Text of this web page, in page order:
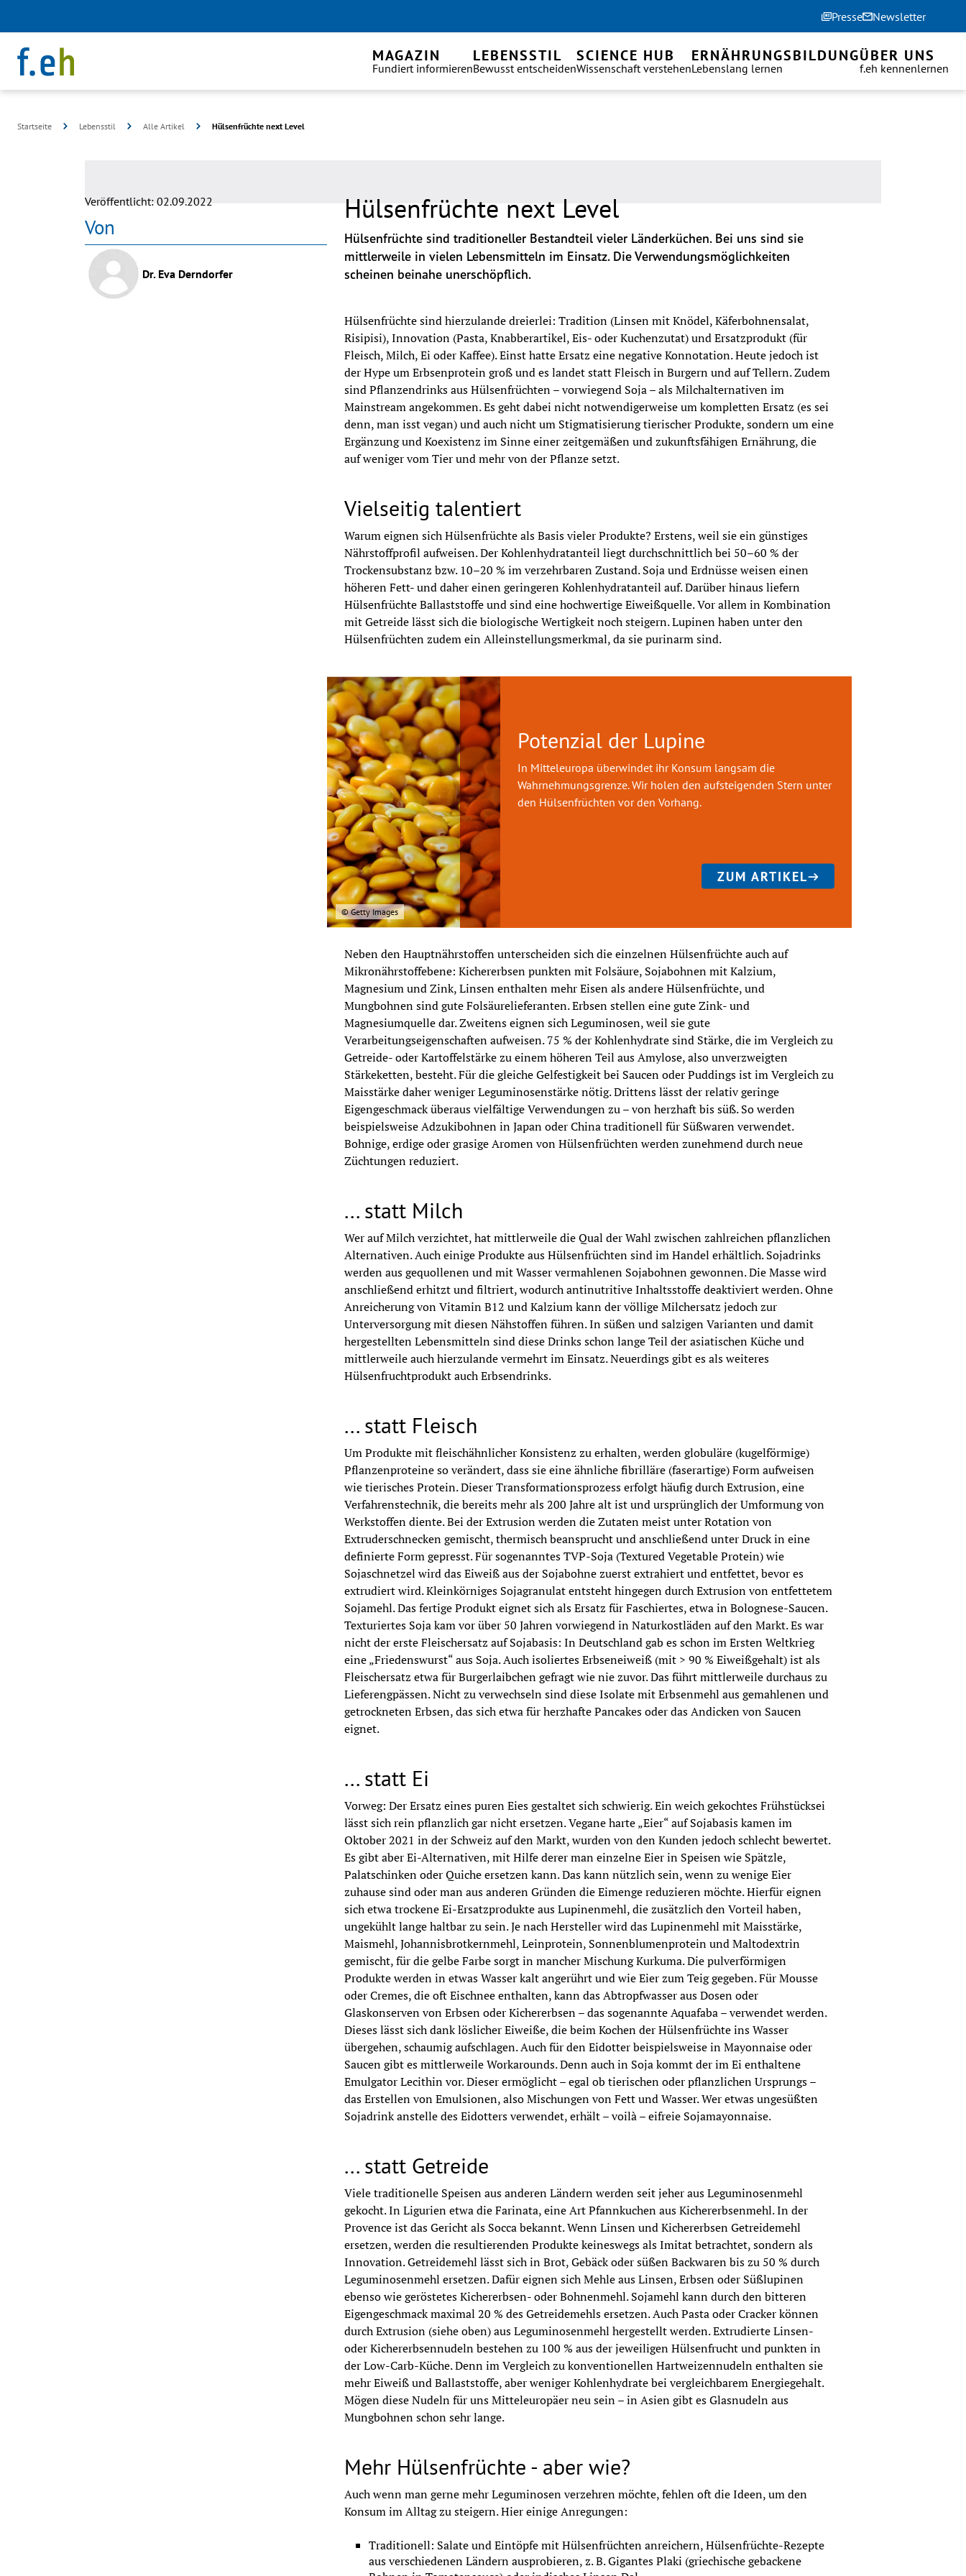
Presse Newsletter
MAGAZIN
Fundiert informieren
LEBENSSTIL
Bewusst entscheiden
SCIENCE HUB
Wissenschaft verstehen
ERNÄHRUNGSBILDUNG
Lebenslang lernen
ÜBER UNS
f.eh kennenlernen
Startseite Lebensstil Alle Artikel Hülsenfrüchte next Level
©
Veröffentlicht: 02.09.2022
Von
Dr. Eva Derndorfer
Hülsenfrüchte next Level
Hülsenfrüchte sind traditioneller Bestandteil vieler Länderküchen. Bei uns sind sie
mittlerweile in vielen Lebensmitteln im Einsatz. Die Verwendungsmöglichkeiten
scheinen beinahe unerschöpflich.
Hülsenfrüchte sind hierzulande dreierlei: Tradition (Linsen mit Knödel, Käferbohnensalat,
Risipisi), Innovation (Pasta, Knabberartikel, Eis- oder Kuchenzutat) und Ersatzprodukt (für
Fleisch, Milch, Ei oder Kaffee). Einst hatte Ersatz eine negative Konnotation. Heute jedoch ist
der Hype um Erbsenprotein groß und es landet statt Fleisch in Burgern und auf Tellern. Zudem
sind Pflanzendrinks aus Hülsenfrüchten – vorwiegend Soja – als Milchalternativen im
Mainstream angekommen. Es geht dabei nicht notwendigerweise um kompletten Ersatz (es sei
denn, man isst vegan) und auch nicht um Stigmatisierung tierischer Produkte, sondern um eine
Ergänzung und Koexistenz im Sinne einer zeitgemäßen und zukunftsfähigen Ernährung, die
auf weniger vom Tier und mehr von der Pflanze setzt.
Vielseitig talentiert
Warum eignen sich Hülsenfrüchte als Basis vieler Produkte? Erstens, weil sie ein günstiges
Nährstoffprofil aufweisen. Der Kohlenhydratanteil liegt durchschnittlich bei 50–60 % der
Trockensubstanz bzw. 10–20 % im verzehrbaren Zustand. Soja und Erdnüsse weisen einen
höheren Fett- und daher einen geringeren Kohlenhydratanteil auf. Darüber hinaus liefern
Hülsenfrüchte Ballaststoffe und sind eine hochwertige Eiweißquelle. Vor allem in Kombination
mit Getreide lässt sich die biologische Wertigkeit noch steigern. Lupinen haben unter den
Hülsenfrüchten zudem ein Alleinstellungsmerkmal, da sie purinarm sind.
Potenzial der Lupine
In Mitteleuropa überwindet ihr Konsum langsam die
Wahrnehmungsgrenze. Wir holen den aufsteigenden Stern unter
den Hülsenfrüchten vor den Vorhang.
ZUM ARTIKEL
© Getty Images
Neben den Hauptnährstoffen unterscheiden sich die einzelnen Hülsenfrüchte auch auf
Mikronährstoffebene: Kichererbsen punkten mit Folsäure, Sojabohnen mit Kalzium,
Magnesium und Zink, Linsen enthalten mehr Eisen als andere Hülsenfrüchte, und
Mungbohnen sind gute Folsäurelieferanten. Erbsen stellen eine gute Zink- und
Magnesiumquelle dar. Zweitens eignen sich Leguminosen, weil sie gute
Verarbeitungseigenschaften aufweisen. 75 % der Kohlenhydrate sind Stärke, die im Vergleich zu
Getreide- oder Kartoffelstärke zu einem höheren Teil aus Amylose, also unverzweigten
Stärkeketten, besteht. Für die gleiche Gelfestigkeit bei Saucen oder Puddings ist im Vergleich zu
Maisstärke daher weniger Leguminosenstärke nötig. Drittens lässt der relativ geringe
Eigengeschmack überaus vielfältige Verwendungen zu – von herzhaft bis süß. So werden
beispielsweise Adzukibohnen in Japan oder China traditionell für Süßwaren verwendet.
Bohnige, erdige oder grasige Aromen von Hülsenfrüchten werden zunehmend durch neue
Züchtungen reduziert.
... statt Milch
Wer auf Milch verzichtet, hat mittlerweile die Qual der Wahl zwischen zahlreichen pflanzlichen
Alternativen. Auch einige Produkte aus Hülsenfrüchten sind im Handel erhältlich. Sojadrinks
werden aus gequollenen und mit Wasser vermahlenen Sojabohnen gewonnen. Die Masse wird
anschließend erhitzt und filtriert, wodurch antinutritive Inhaltsstoffe deaktiviert werden. Ohne
Anreicherung von Vitamin B12 und Kalzium kann der völlige Milchersatz jedoch zur
Unterversorgung mit diesen Nähstoffen führen. In süßen und salzigen Varianten und damit
hergestellten Lebensmitteln sind diese Drinks schon lange Teil der asiatischen Küche und
mittlerweile auch hierzulande vermehrt im Einsatz. Neuerdings gibt es als weiteres
Hülsenfruchtprodukt auch Erbsendrinks.
... statt Fleisch
Um Produkte mit fleischähnlicher Konsistenz zu erhalten, werden globuläre (kugelförmige)
Pflanzenproteine so verändert, dass sie eine ähnliche fibrilläre (faserartige) Form aufweisen
wie tierisches Protein. Dieser Transformationsprozess erfolgt häufig durch Extrusion, eine
Verfahrenstechnik, die bereits mehr als 200 Jahre alt ist und ursprünglich der Umformung von
Werkstoffen diente. Bei der Extrusion werden die Zutaten meist unter Rotation von
Extruderschnecken gemischt, thermisch beansprucht und anschließend unter Druck in eine
definierte Form gepresst. Für sogenanntes TVP-Soja (Textured Vegetable Protein) wie
Sojaschnetzel wird das Eiweiß aus der Sojabohne zuerst extrahiert und entfettet, bevor es
extrudiert wird. Kleinkörniges Sojagranulat entsteht hingegen durch Extrusion von entfettetem
Sojamehl. Das fertige Produkt eignet sich als Ersatz für Faschiertes, etwa in Bolognese-Saucen.
Texturiertes Soja kam vor über 50 Jahren vorwiegend in Naturkostläden auf den Markt. Es war
nicht der erste Fleischersatz auf Sojabasis: In Deutschland gab es schon im Ersten Weltkrieg
eine „Friedenswurst“ aus Soja. Auch isoliertes Erbseneiweiß (mit > 90 % Eiweißgehalt) ist als
Fleischersatz etwa für Burgerlaibchen gefragt wie nie zuvor. Das führt mittlerweile durchaus zu
Lieferengpässen. Nicht zu verwechseln sind diese Isolate mit Erbsenmehl aus gemahlenen und
getrockneten Erbsen, das sich etwa für herzhafte Pancakes oder das Andicken von Saucen
eignet.
... statt Ei
Vorweg: Der Ersatz eines puren Eies gestaltet sich schwierig. Ein weich gekochtes Frühstücksei
lässt sich rein pflanzlich gar nicht ersetzen. Vegane harte „Eier“ auf Sojabasis kamen im
Oktober 2021 in der Schweiz auf den Markt, wurden von den Kunden jedoch schlecht bewertet.
Es gibt aber Ei-Alternativen, mit Hilfe derer man einzelne Eier in Speisen wie Spätzle,
Palatschinken oder Quiche ersetzen kann. Das kann nützlich sein, wenn zu wenige Eier
zuhause sind oder man aus anderen Gründen die Eimenge reduzieren möchte. Hierfür eignen
sich etwa trockene Ei-Ersatzprodukte aus Lupinenmehl, die zusätzlich den Vorteil haben,
ungekühlt lange haltbar zu sein. Je nach Hersteller wird das Lupinenmehl mit Maisstärke,
Maismehl, Johannisbrotkernmehl, Leinprotein, Sonnenblumenprotein und Maltodextrin
gemischt, für die gelbe Farbe sorgt in mancher Mischung Kurkuma. Die pulverförmigen
Produkte werden in etwas Wasser kalt angerührt und wie Eier zum Teig gegeben. Für Mousse
oder Cremes, die oft Eischnee enthalten, kann das Abtropfwasser aus Dosen oder
Glaskonserven von Erbsen oder Kichererbsen – das sogenannte Aquafaba – verwendet werden.
Dieses lässt sich dank löslicher Eiweiße, die beim Kochen der Hülsenfrüchte ins Wasser
übergehen, schaumig aufschlagen. Auch für den Eidotter beispielsweise in Mayonnaise oder
Saucen gibt es mittlerweile Workarounds. Denn auch in Soja kommt der im Ei enthaltene
Emulgator Lecithin vor. Dieser ermöglicht – egal ob tierischen oder pflanzlichen Ursprungs –
das Erstellen von Emulsionen, also Mischungen von Fett und Wasser. Wer etwas ungesüßten
Sojadrink anstelle des Eidotters verwendet, erhält – voilà – eifreie Sojamayonnaise.
... statt Getreide
Viele traditionelle Speisen aus anderen Ländern werden seit jeher aus Leguminosenmehl
gekocht. In Ligurien etwa die Farinata, eine Art Pfannkuchen aus Kichererbsenmehl. In der
Provence ist das Gericht als Socca bekannt. Wenn Linsen und Kichererbsen Getreidemehl
ersetzen, werden die resultierenden Produkte keineswegs als Imitat betrachtet, sondern als
Innovation. Getreidemehl lässt sich in Brot, Gebäck oder süßen Backwaren bis zu 50 % durch
Leguminosenmehl ersetzen. Dafür eignen sich Mehle aus Linsen, Erbsen oder Süßlupinen
ebenso wie geröstetes Kichererbsen- oder Bohnenmehl. Sojamehl kann durch den bitteren
Eigengeschmack maximal 20 % des Getreidemehls ersetzen. Auch Pasta oder Cracker können
durch Extrusion (siehe oben) aus Leguminosenmehl hergestellt werden. Extrudierte Linsen-
oder Kichererbsennudeln bestehen zu 100 % aus der jeweiligen Hülsenfrucht und punkten in
der Low-Carb-Küche. Denn im Vergleich zu konventionellen Hartweizennudeln enthalten sie
mehr Eiweiß und Ballaststoffe, aber weniger Kohlenhydrate bei vergleichbarem Energiegehalt.
Mögen diese Nudeln für uns Mitteleuropäer neu sein – in Asien gibt es Glasnudeln aus
Mungbohnen schon sehr lange.
Mehr Hülsenfrüchte - aber wie?
Auch wenn man gerne mehr Leguminosen verzehren möchte, fehlen oft die Ideen, um den
Konsum im Alltag zu steigern. Hier einige Anregungen:
Traditionell: Salate und Eintöpfe mit Hülsenfrüchten anreichern, Hülsenfrüchte-Rezepte
aus verschiedenen Ländern ausprobieren, z. B. Gigantes Plaki (griechische gebackene